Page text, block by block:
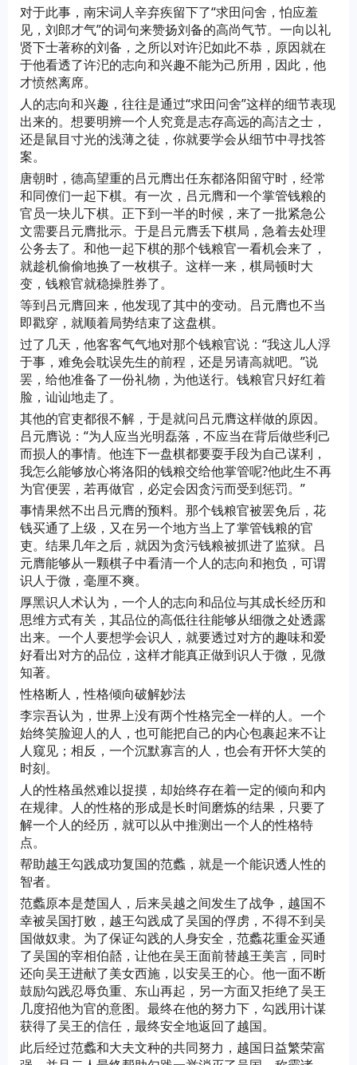
对于此事，南宋词人辛弃疾留下了“求田问舍，怕应羞
见，刘郎才气”的词句来赞扬刘备的高尚气节。一向以礼
贤下士著称的刘备，之所以对许汜如此不恭，原因就在
于他看透了许汜的志向和兴趣不能为己所用，因此，他
才愤然离席。
人的志向和兴趣，往往是通过“求田问舍”这样的细节表现
出来的。想要明辨一个人究竟是志存高远的高洁之士，
还是鼠目寸光的浅薄之徒，你就要学会从细节中寻找答
案。
唐朝时，德高望重的吕元膺出任东都洛阳留守时，经常
和同僚们一起下棋。有一次，吕元膺和一个掌管钱粮的
官员一块儿下棋。正下到一半的时候，来了一批紧急公
文需要吕元膺批示。于是吕元膺丢下棋局，急着去处理
公务去了。和他一起下棋的那个钱粮官一看机会来了，
就趁机偷偷地换了一枚棋子。这样一来，棋局顿时大
变，钱粮官就稳操胜券了。
等到吕元膺回来，他发现了其中的变动。吕元膺也不当
即戳穿，就顺着局势结束了这盘棋。
过了几天，他客客气气地对那个钱粮官说：“我这儿人浮
于事，难免会耽误先生的前程，还是另请高就吧。”说
罢，给他准备了一份礼物，为他送行。钱粮官只好红着
脸，讪讪地走了。
其他的官吏都很不解，于是就问吕元膺这样做的原因。
吕元膺说：“为人应当光明磊落，不应当在背后做些利己
而损人的事情。他连下一盘棋都要耍手段为自己谋利，
我怎么能够放心将洛阳的钱粮交给他掌管呢?他此生不再
为官便罢，若再做官，必定会因贪污而受到惩罚。”
事情果然不出吕元膺的预料。那个钱粮官被罢免后，花
钱买通了上级，又在另一个地方当上了掌管钱粮的官
吏。结果几年之后，就因为贪污钱粮被抓进了监狱。吕
元膺能够从一颗棋子中看清一个人的志向和抱负，可谓
识人于微，毫厘不爽。
厚黑识人术认为，一个人的志向和品位与其成长经历和
思维方式有关，其品位的高低往往能够从细微之处透露
出来。一个人要想学会识人，就要透过对方的趣味和爱
好看出对方的品位，这样才能真正做到识人于微，见微
知著。
性格断人，性格倾向破解妙法
李宗吾认为，世界上没有两个性格完全一样的人。一个
始终笑脸迎人的人，也可能把自己的内心包裹起来不让
人窥见；相反，一个沉默寡言的人，也会有开怀大笑的
时刻。
人的性格虽然难以捉摸，却始终存在着一定的倾向和内
在规律。人的性格的形成是长时间磨炼的结果，只要了
解一个人的经历，就可以从中推测出一个人的性格特
点。
帮助越王勾践成功复国的范蠡，就是一个能识透人性的
智者。
范蠡原本是楚国人，后来吴越之间发生了战争，越国不
幸被吴国打败，越王勾践成了吴国的俘虏，不得不到吴
国做奴隶。为了保证勾践的人身安全，范蠡花重金买通
了吴国的宰相伯嚭，让他在吴王面前替越王美言，同时
还向吴王进献了美女西施，以安吴王的心。他一面不断
鼓励勾践忍辱负重、东山再起，另一方面又拒绝了吴王
几度招他为官的意图。最终在他的努力下，勾践用计谋
获得了吴王的信任，最终安全地返回了越国。
此后经过范蠡和大夫文种的共同努力，越国日益繁荣富